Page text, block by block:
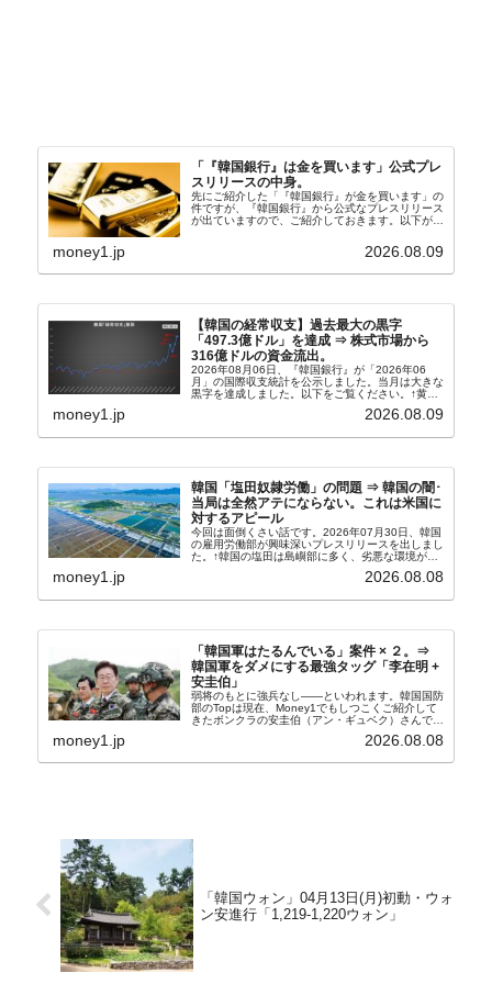
「『韓国銀行』は金を買います」公式プレ
スリリースの中身。
先にご紹介した「『韓国銀行』が金を買います」の
件ですが、『韓国銀行』から公式なプレスリリース
が出ていますので、ご紹介しておきます。以下が全
れ協力体制を構築□『韓国銀行』は、国内生産金の
money1.jp 2026.08.09
【韓国の経常収支】過去最大の黒字
「497.3億ドル」を達成 ⇒ 株式市場から
316億ドルの資金流出。
2026年08月06日、『韓国銀行』が「2026年06
月」の国際収支統計を公示しました。当月は大きな
黒字を達成しました。以下をご覧ください。↑黄色
の経常収支です。2026年06月貿易収支：4...
money1.jp 2026.08.09
韓国「塩田奴隷労働」の問題 ⇒ 韓国の闇･
当局は全然アテにならない。これは米国に
対するアピール
今回は面倒くさい話です。2026年07月30日、韓国
の雇用労働部が興味深いプレスリリースを出しまし
た。↑韓国の塩田は島嶼部に多く、劣悪な環境が一
たといわれます（後述）。これは、いわゆる「塩田
money1.jp 2026.08.08
「韓国軍はたるんでいる」案件 × ２。⇒
韓国軍をダメにする最強タッグ「李在明 +
安圭伯」
弱将のもとに強兵なし――といわれます。韓国国防
部のTopは現在、Money1でもしつこくご紹介して
きたボンクラの安圭伯（アン・ギュベク）さんで
さんと「韓国初の文官上がり」の国防部長官安圭伯
money1.jp 2026.08.08
「韓国ウォン」04月13日(月)初動・ウォ
ン安進行「1,219-1,220ウォン」